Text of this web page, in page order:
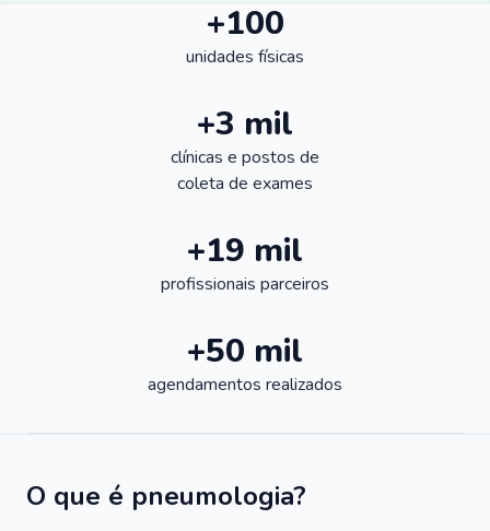
+100
unidades físicas
+3 mil
clínicas e postos de
coleta de exames
+19 mil
profissionais parceiros
+50 mil
agendamentos realizados
O que é pneumologia?